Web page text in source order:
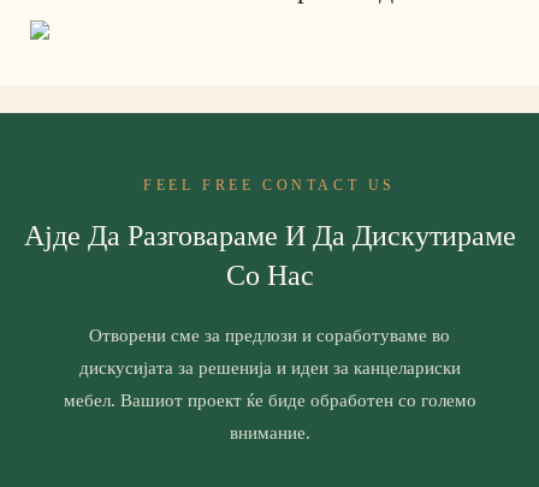
FEEL FREE CONTACT US
Ајде Да Разговараме И Да Дискутираме
Со Нас
Отворени сме за предлози и соработуваме во
дискусијата за решенија и идеи за канцелариски
мебел. Вашиот проект ќе биде обработен со големо
внимание.